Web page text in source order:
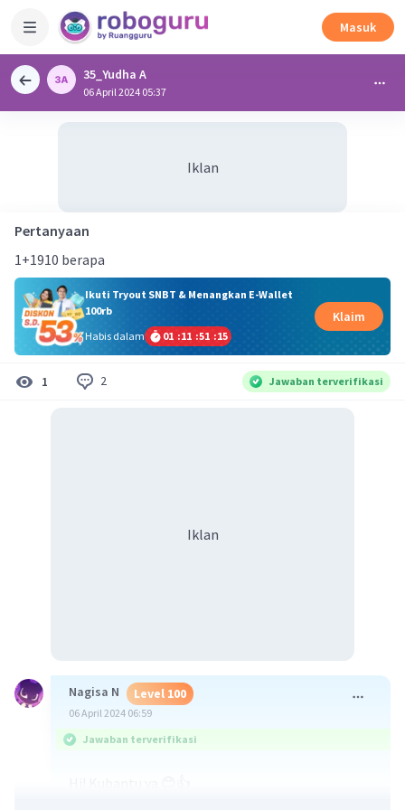
Masuk
35_Yudha A
06 April 2024 05:37
Iklan
Pertanyaan
1+1910 berapa
Ikuti Tryout SNBT & Menangkan E-Wallet
100rb
Habis dalam
01 :11 :51 :15
Klaim
1 2 Jawaban terverifikasi
Iklan
Nagisa N Level 100
06 April 2024 06:59
Jawaban terverifikasi